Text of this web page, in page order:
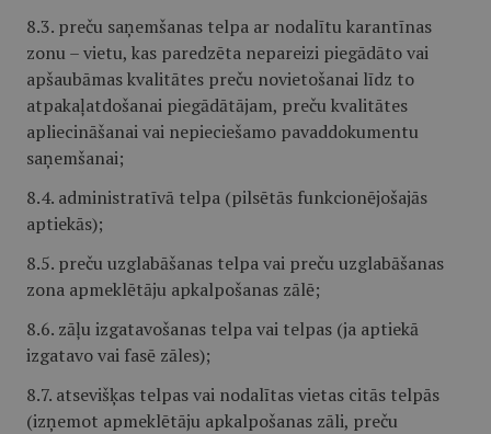
8.3. preču saņemšanas telpa ar nodalītu karantīnas
zonu – vietu, kas paredzēta nepareizi piegādāto vai
apšaubāmas kvalitātes preču novietošanai līdz to
atpakaļatdošanai piegādātājam, preču kvalitātes
apliecināšanai vai nepieciešamo pavaddokumentu
saņemšanai;
8.4. administratīvā telpa (pilsētās funkcionējošajās
aptiekās);
8.5. preču uzglabāšanas telpa vai preču uzglabāšanas
zona apmeklētāju apkalpošanas zālē;
8.6. zāļu izgatavošanas telpa vai telpas (ja aptiekā
izgatavo vai fasē zāles);
8.7. atsevišķas telpas vai nodalītas vietas citās telpās
(izņemot apmeklētāju apkalpošanas zāli, preču